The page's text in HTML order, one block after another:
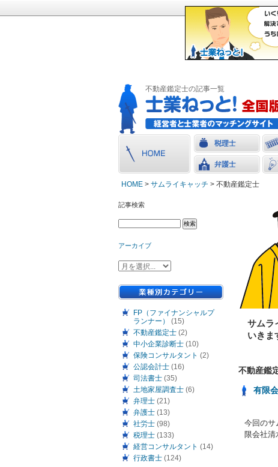
不動産鑑定士の記事一覧
HOME > サムライキャッチ > 不動産鑑定士
サムラ
いきま
不動産鑑
有限
今回のサ
限会社清
記事検索
アーカイブ
FP（ファイナンシャルプ
ランナー）
(15)
不動産鑑定士 (2)
中小企業診断士 (10)
保険コンサルタント (2)
公認会計士 (16)
司法書士 (35)
土地家屋調査士 (6)
弁理士 (21)
弁護士 (13)
社労士 (98)
税理士 (133)
経営コンサルタント (14)
行政書士 (124)